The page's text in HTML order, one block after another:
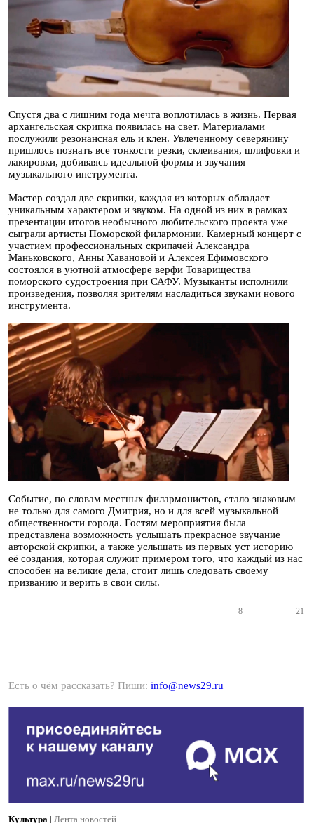
Спустя два с лишним года мечта воплотилась в жизнь. Первая
архангельская скрипка появилась на свет. Материалами
послужили резонансная ель и клен. Увлеченному северянину
пришлось познать все тонкости резки, склеивания, шлифовки и
лакировки, добиваясь идеальной формы и звучания
музыкального инструмента.
Мастер создал две скрипки, каждая из которых обладает
уникальным характером и звуком. На одной из них в рамках
презентации итогов необычного любительского проекта уже
сыграли артисты Поморской филармонии. Камерный концерт с
участием профессиональных скрипачей Александра
Маньковского, Анны Хавановой и Алексея Ефимовского
состоялся в уютной атмосфере верфи Товарищества
поморского судостроения при САФУ. Музыканты исполнили
произведения, позволяя зрителям насладиться звуками нового
инструмента.
Событие, по словам местных филармонистов, стало знаковым
не только для самого Дмитрия, но и для всей музыкальной
общественности города. Гостям мероприятия была
представлена возможность услышать прекрасное звучание
авторской скрипки, а также услышать из первых уст историю
её создания, которая служит примером того, что каждый из нас
способен на великие дела, стоит лишь следовать своему
призванию и верить в свои силы.
8 21
Есть о чём рассказать? Пиши: info@news29.ru
Культура | Лента новостей